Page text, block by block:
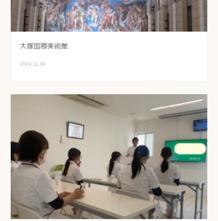
大塚国際美術館
2024.11.04